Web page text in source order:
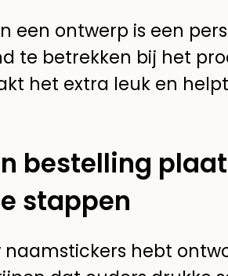
een ontwerp is een
te betrekken bij het
het extra leuk en
bestelling
stappen
naamstickers hebt